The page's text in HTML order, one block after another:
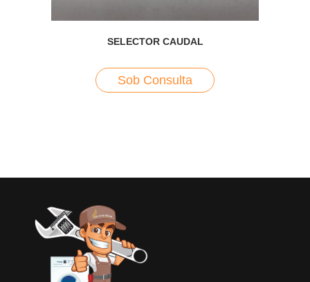
SELECTOR CAUDAL
Sob Consulta